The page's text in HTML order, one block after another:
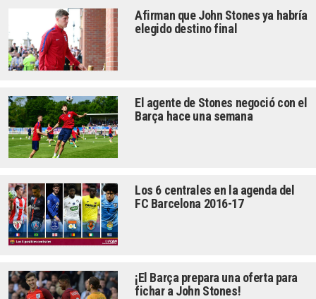
Afirman que John Stones ya habría
elegido destino final
El agente de Stones negoció con el
Barça hace una semana
Los 6 centrales en la agenda del
FC Barcelona 2016-17
¡El Barça prepara una oferta para
fichar a John Stones!